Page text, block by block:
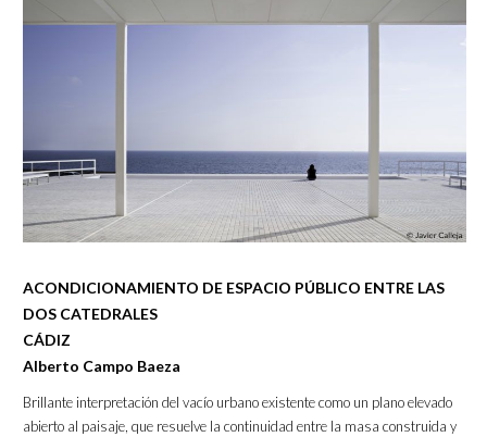
ACONDICIONAMIENTO DE ESPACIO PÚBLICO ENTRE LAS
DOS CATEDRALES
CÁDIZ
Alberto Campo Baeza
Brillante interpretación del vacío urbano existente como un plano elevado
abierto al paisaje, que resuelve la continuidad entre la masa construida y